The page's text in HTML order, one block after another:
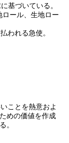
基づいている。
ール、生地ロー
われる急使。
ことを熱意およ
めの価値を作成
。